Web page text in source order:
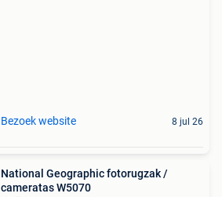
Bezoek website 8 jul 26
National Geographic fotorugzak /
cameratas W5070